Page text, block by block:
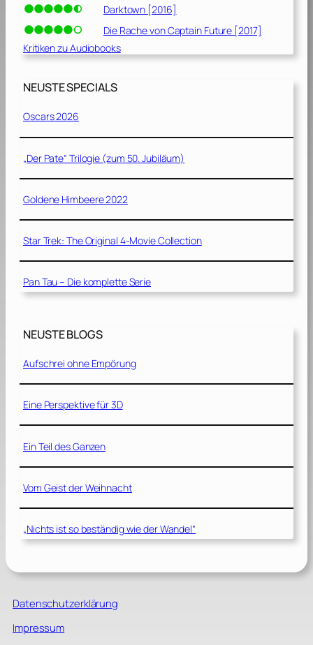
Darktown [2016]
Die Rache von Captain Future [2017]
Kritiken zu Audiobooks
NEUSTE SPECIALS
Oscars 2026
„Der Pate“ Trilogie (zum 50. Jubiläum)
Goldene Himbeere 2022
Star Trek: The Original 4-Movie Collection
Pan Tau – Die komplette Serie
NEUSTE BLOGS
Aufschrei ohne Empörung
Eine Perspektive für 3D
Ein Teil des Ganzen
Vom Geist der Weihnacht
„Nichts ist so beständig wie der Wandel“
Datenschutzerklärung
Impressum